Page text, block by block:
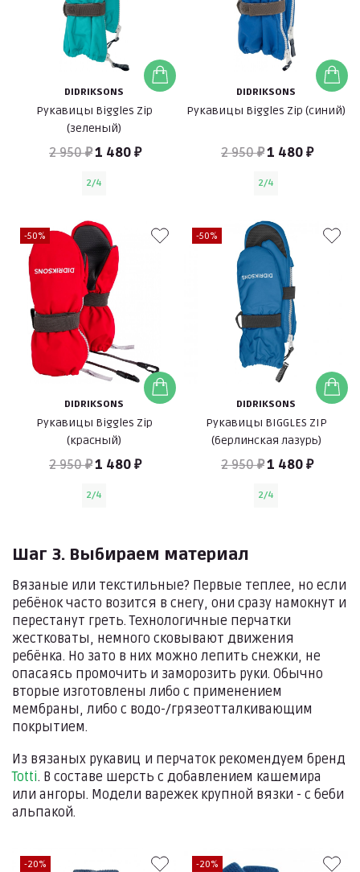
DIDRIKSONS
Рукавицы Biggles Zip
(зеленый)
2 950 ₽1 480 ₽
2/4
DIDRIKSONS
Рукавицы Biggles Zip (синий)
2 950 ₽1 480 ₽
2/4
-50%
DIDRIKSONS
Рукавицы Biggles Zip
(красный)
2 950 ₽1 480 ₽
2/4
-50%
DIDRIKSONS
Рукавицы BIGGLES ZIP
(берлинская лазурь)
2 950 ₽1 480 ₽
2/4
Шаг 3. Выбираем материал
Вязаные или текстильные? Первые теплее, но если
ребёнок часто возится в снегу, они сразу намокнут и
перестанут греть. Технологичные перчатки
жестковаты, немного сковывают движения
ребёнка. Но зато в них можно лепить снежки, не
опасаясь промочить и заморозить руки. Обычно
вторые изготовлены либо с применением
мембраны, либо с водо-/грязеотталкивающим
покрытием.
Из вязаных рукавиц и перчаток рекомендуем бренд
Totti. В составе шерсть с добавлением кашемира
или ангоры. Модели варежек крупной вязки - с беби
альпакой.
-20% -20%